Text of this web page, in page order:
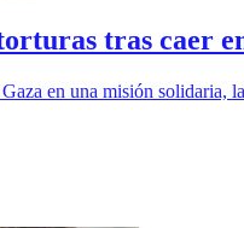
tras caer
Gaza en una misión